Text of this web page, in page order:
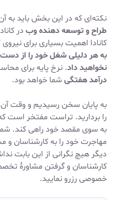
نکته‌ای که در این بخش باید به
طراح و توسعه دهنده وب در
کانادا اهمیت بسیاری برای
به هر دلیلی شغل خود را از دست
نخواهید داد. نرخ پایه برای
درآمد هفتگی شما خواهد بود.
به پایان سخن رسیدیم و وقت
را بردارید. تراست مفتخر است
به سوی مقصد خود راهی کند.
مهاجرت خود را به کارشناسان و
دیگر هیچ نگرانی از این بابت
کارشناسان و گرفتن مشاورۀ
خصوصی رزرو نمایید.